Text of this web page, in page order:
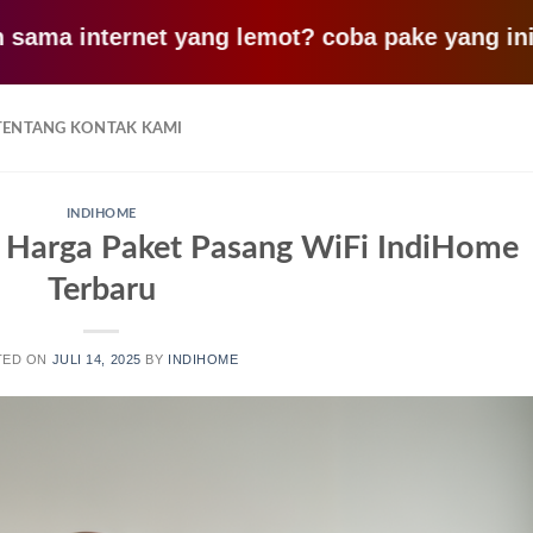
internet yang lemot? coba pake yang ini,
KONTAK KAMI
INDIHOME
Paket Pasang WiFi IndiHome
Terbaru
ON JULI 14, 2025 BY INDIHOME